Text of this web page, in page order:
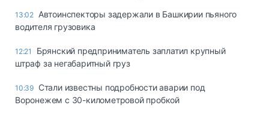
13:02 Автоинспекторы задержали в Башкирии пьяного
водителя грузовика
12:21
Брянский предприниматель заплатил крупный
штраф за негабаритный груз
10:39 Стали известны подробности аварии под
Воронежем с 30-километровой пробкой